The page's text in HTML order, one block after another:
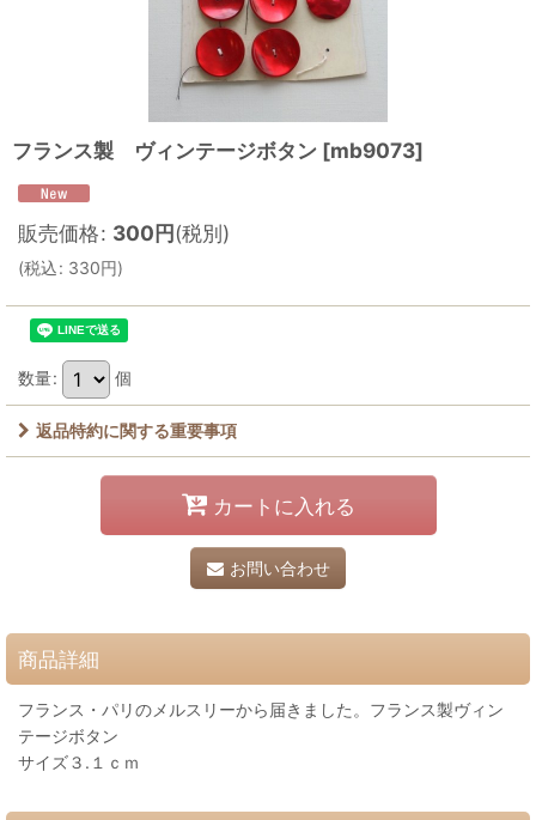
フランス製 ヴィンテージボタン [mb9073]
販売価格: 300円(税別)
(税込: 330円)
数量: 個
返品特約に関する重要事項
カートに入れる
お問い合わせ
商品詳細
フランス・パリのメルスリーから届きました。フランス製ヴィン
テージボタン
サイズ３.１ｃｍ